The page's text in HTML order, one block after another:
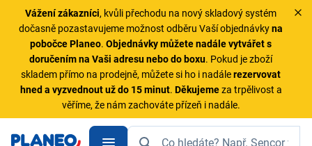
Vážení zákazníci, kvůli přechodu na nový skladový systém
dočasně pozastavujeme možnost odběru Vaší objednávkyna
pobočce Planeo.Objednávky můžete nadále vytvářet s
doručením na Vaši adresu nebo do boxu. Pokud je zboží
skladem přímo na prodejně, můžete si ho i nadálerezervovat
hned a vyzvednout už do 15 minut. Děkujemeza trpělivost a
věříme, že nám zachováte přízeň i nadále.